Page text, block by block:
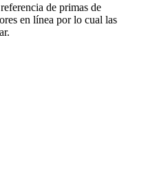
de primas de
en línea por lo cual las